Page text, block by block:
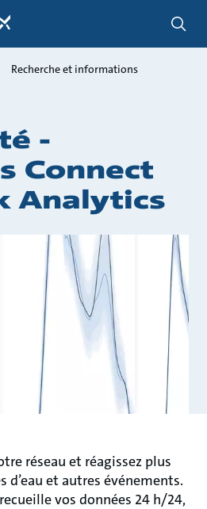
Recherche et informations
-
Connect
Analytics
réseau et réagissez plus
et autres événements.
vos données 24 h/24,